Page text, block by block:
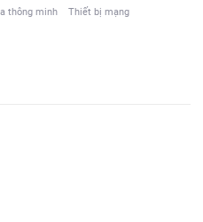
thông minh Thiết bị mạng